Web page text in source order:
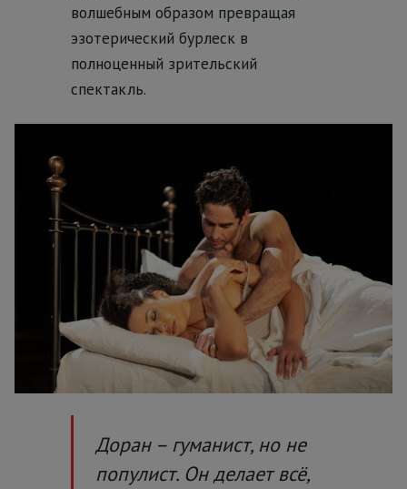
волшебным образом превращая
эзотерический бурлеск в
полноценный зрительский
спектакль.
Доран – гуманист, но не
популист. Он делает всё,